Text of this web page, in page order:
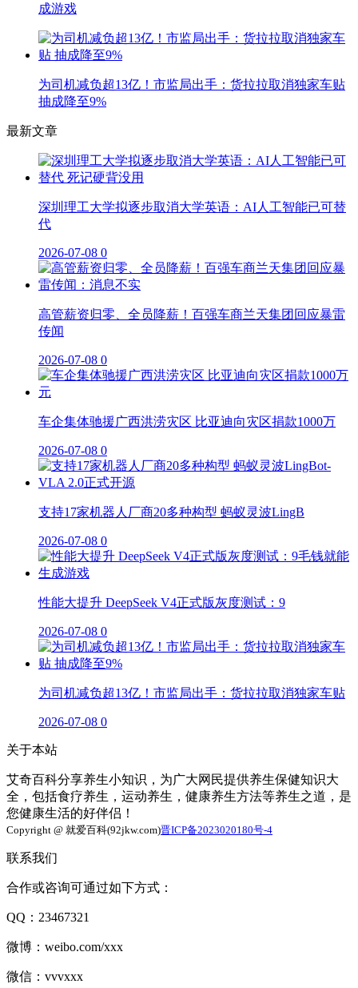
成游戏
为司机减负超13亿！市监局出手：货拉拉取消独家车贴
抽成降至9%
最新文章
深圳理工大学拟逐步取消大学英语：AI人工智能已可替
代
2026-07-08 0
高管薪资归零、全员降薪！百强车商兰天集团回应暴雷
传闻
2026-07-08 0
车企集体驰援广西洪涝灾区 比亚迪向灾区捐款1000万
2026-07-08 0
支持17家机器人厂商20多种构型 蚂蚁灵波LingB
2026-07-08 0
性能大提升 DeepSeek V4正式版灰度测试：9
2026-07-08 0
为司机减负超13亿！市监局出手：货拉拉取消独家车贴
2026-07-08 0
关于本站
艾奇百科分享养生小知识，为广大网民提供养生保健知识大
全，包括食疗养生，运动养生，健康养生方法等养生之道，是
您健康生活的好伴侣！
Copyright @ 就爱百科(92jkw.com)晋ICP备2023020180号-4
联系我们
合作或咨询可通过如下方式：
QQ：23467321
微博：weibo.com/xxx
微信：vvvxxx